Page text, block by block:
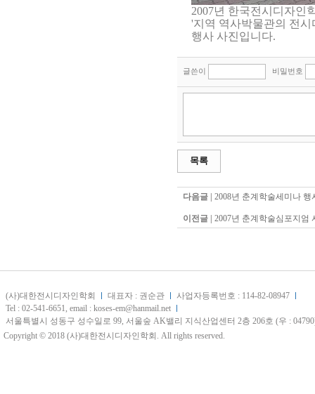
2007년 한국전시디자인
'지역 역사박물관의 전
행사 사진입니다.
글쓴이 비밀번호
목록
다음글 | 2008년 춘계학술세미나 행
이전글 | 2007년 춘계학술심포지엄
(사)대한전시디자인학회 대표자 : 권순관
사업자등록번호 : 114-82-08947
Tel : 02-541-6651, email : koses-em@hanmail.net
서울특별시 성동구 성수일로 99, 서울숲 AK밸리 지식산업센터 2층 206호 (우 :
Copyright © 2018 (사)대한전시디자인학회. All rights reserved.